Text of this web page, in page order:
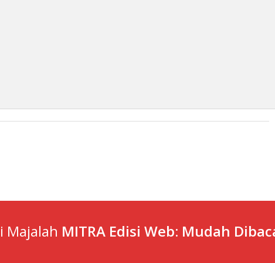
Majalah MITRA Edisi Web: Mudah